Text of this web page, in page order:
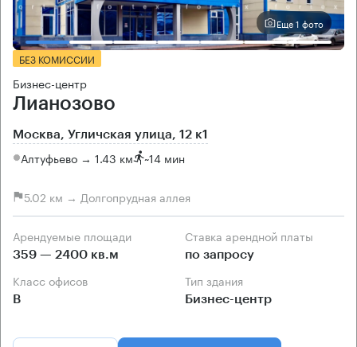
Еще 1 фото
БЕЗ КОМИССИИ
Бизнес-центр
Лианозово
Москва, Угличская улица, 12 к1
Алтуфьево → 1.43 км ~14 мин
5.02 км → Долгопрудная аллея
Арендуемые площади
359 — 2400 кв.м
Ставка арендной платы
по запросу
Класс офисов
B
Тип здания
Бизнес-центр